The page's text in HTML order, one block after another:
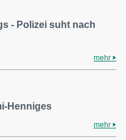
- Polizei suht nach
mehr
Henniges
mehr